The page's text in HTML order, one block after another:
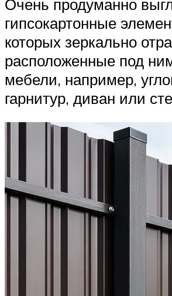
Очень продуманно
гипсокартонные
которых зеркально
расположенные под
мебели, например,
гарнитур, диван или